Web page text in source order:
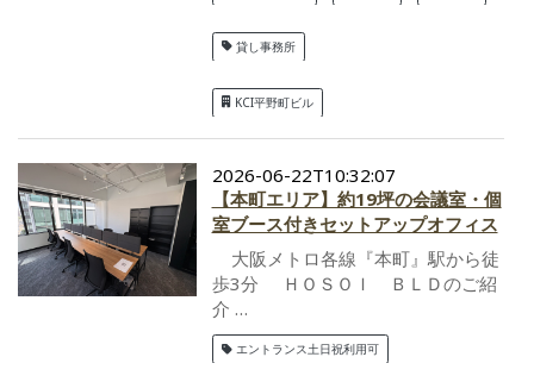
貸し事務所
KCI平野町ビル
2026-06-22T10:32:07
【本町エリア】約19坪の会議室・個
室ブース付きセットアップオフィス
大阪メトロ各線『本町』駅から徒
歩3分 ＨＯＳＯＩ ＢＬＤのご紹
介 …
エントランス土日祝利用可